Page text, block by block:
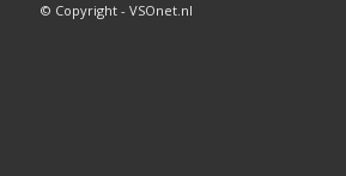
© Copyright - VSOnet.nl